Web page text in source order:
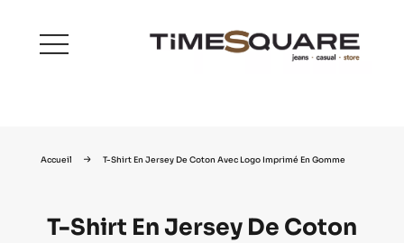
menu
Accueil T-Shirt En Jersey De Coton Avec Logo Imprimé En Gomme
T-Shirt En Jersey De Coton